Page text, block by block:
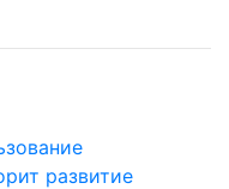
развитие